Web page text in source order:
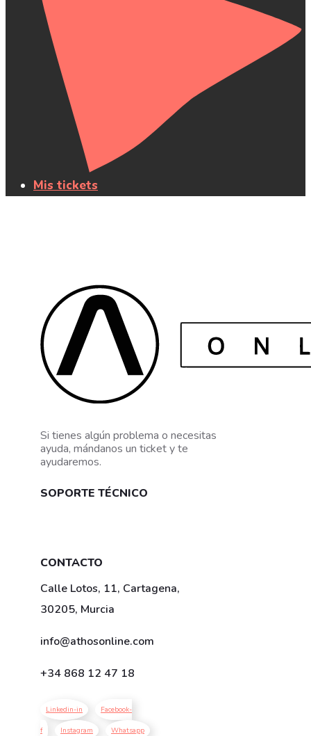
Mis tickets
Si tienes algún problema o necesitas
ayuda, mándanos un ticket y te
ayudaremos.
SOPORTE TÉCNICO
CONTACTO
Calle Lotos, 11, Cartagena,
30205, Murcia
info@athosonline.com
+34 868 12 47 18
Linkedin-in Facebook-
f Instagram Whatsapp